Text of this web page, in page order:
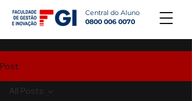
Central do Aluno
0800 006 0070
Post
All Posts